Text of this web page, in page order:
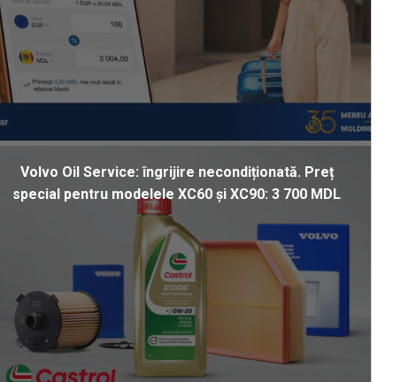
Volvo Oil Service: îngrijire necondiționată. Preț
special pentru modelele XC60 și XC90: 3 700 MDL